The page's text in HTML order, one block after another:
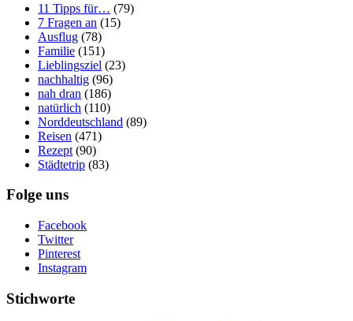
11 Tipps für… (79)
7 Fragen an (15)
Ausflug (78)
Familie (151)
Lieblingsziel (23)
nachhaltig (96)
nah dran (186)
natürlich (110)
Norddeutschland (89)
Reisen (471)
Rezept (90)
Städtetrip (83)
Folge uns
Facebook
Twitter
Pinterest
Instagram
Stichworte